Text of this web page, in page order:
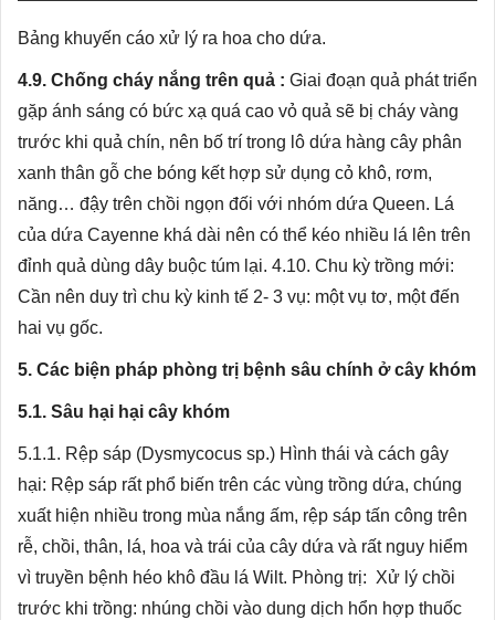
Bảng khuyến cáo xử lý ra hoa cho dứa.
4.9. Chống cháy nắng trên quả : Giai đoạn quả phát triển
gặp ánh sáng có bức xạ quá cao vỏ quả sẽ bị cháy vàng
trước khi quả chín, nên bố trí trong lô dứa hàng cây phân
xanh thân gỗ che bóng kết hợp sử dụng cỏ khô, rơm,
năng… đậy trên chồi ngọn đối với nhóm dứa Queen. Lá
của dứa Cayenne khá dài nên có thể kéo nhiều lá lên trên
đỉnh quả dùng dây buộc túm lại. 4.10. Chu kỳ trồng mới:
Cần nên duy trì chu kỳ kinh tế 2- 3 vụ: một vụ tơ, một đến
hai vụ gốc.
5. Các biện pháp phòng trị bệnh sâu chính ở cây khóm
5.1. Sâu hại hại cây khóm
5.1.1. Rệp sáp (Dysmycocus sp.) Hình thái và cách gây
hại: Rệp sáp rất phổ biến trên các vùng trồng dứa, chúng
xuất hiện nhiều trong mùa nắng ấm, rệp sáp tấn công trên
rễ, chồi, thân, lá, hoa và trái của cây dứa và rất nguy hiểm
vì truyền bệnh héo khô đầu lá Wilt. Phòng trị: Xử lý chồi
trước khi trồng: nhúng chồi vào dung dịch hổn hợp thuốc